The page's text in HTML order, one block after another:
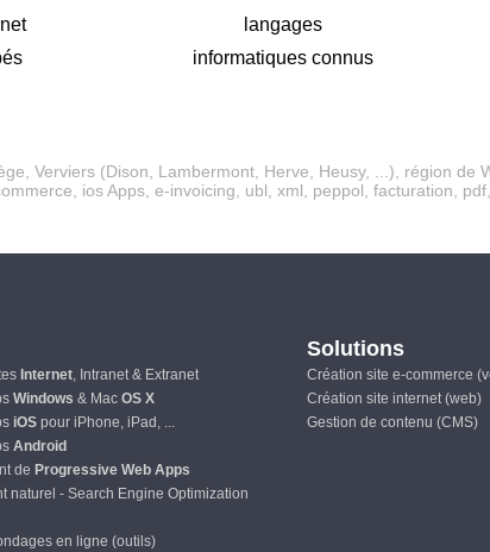
langages
informatiques connus
Verviers(Dison Lambermont, Herve Heusy, ...), région de
ios Apps , e-invoicing, ubl, xml, peppol, facturation,
Internet, Intranet & Extranet
Windows & Mac OS X
iOS pour iPhone, iPad, ...
Android
de Progressive Web Apps
naturel - Search Engine Optimization
en ligne (outils)
Solutions
Création site e-commerce
Création site internet (web)
Gestion de contenu (CMS)